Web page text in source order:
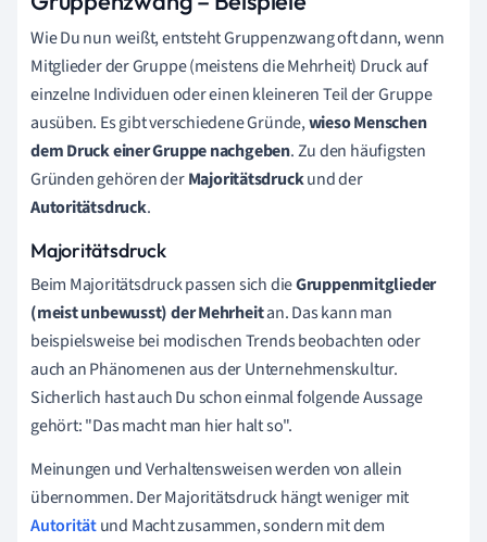
Wie Du nun weißt, entsteht Gruppenzwang oft dann, wenn
Mitglieder der Gruppe (meistens die Mehrheit) Druck auf
einzelne Individuen oder einen kleineren Teil der Gruppe
ausüben. Es gibt verschiedene Gründe,wieso Menschen
dem Druck einer Gruppe nachgeben. Zu den häufigsten
Gründen gehören derMajoritätsdruckund der
Autoritätsdruck.
Majoritätsdruck
Beim Majoritätsdruck passen sich dieGruppenmitglieder
(meist unbewusst) der Mehrheitan. Das kann man
beispielsweise bei modischen Trends beobachten oder
auch an Phänomenen aus der Unternehmenskultur.
Sicherlich hast auch Du schon einmal folgende Aussage
gehört: "Das macht man hier halt so".
Meinungen und Verhaltensweisen werden von allein
übernommen. Der Majoritätsdruck hängt weniger mit
Autoritätund Macht zusammen, sondern mit dem